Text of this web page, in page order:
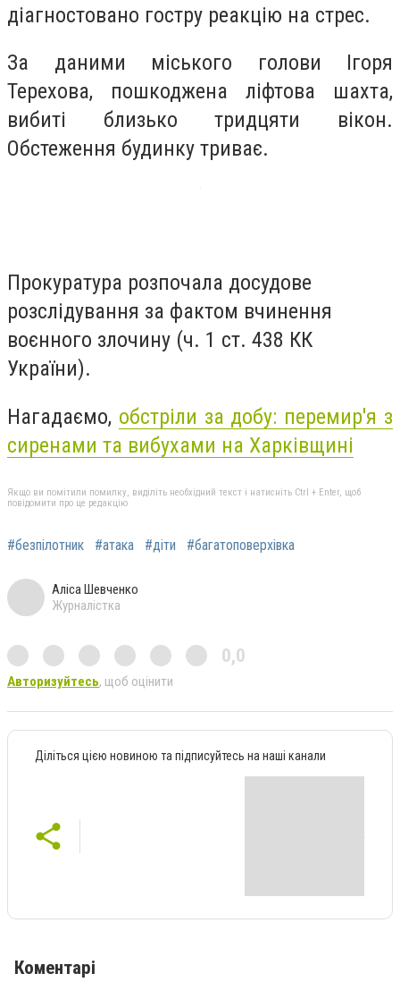
діагностовано гостру реакцію на стрес.
За даними міського голови Ігоря
Терехова, пошкоджена ліфтова шахта,
вибиті близько тридцяти вікон.
Обстеження будинку триває.
Прокуратура розпочала досудове
розслідування за фактом вчинення
воєнного злочину (ч. 1 ст. 438 КК
України).
Нагадаємо, обстріли за добу: перемир'я з
сиренами та вибухами на Харківщині
Якщо ви помітили помилку, виділіть необхідний текст і натисніть Ctrl + Enter, щоб
повідомити про це редакцію
#безпілотник #атака #діти #багатоповерхівка
Аліса Шевченко
Журналістка
0,0
Авторизуйтесь, щоб оцінити
Діліться цією новиною та підписуйтесь на наші канали
Коментарі